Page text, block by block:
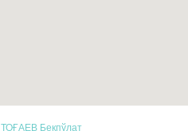
ТОҒАЕВ Бекпўлат